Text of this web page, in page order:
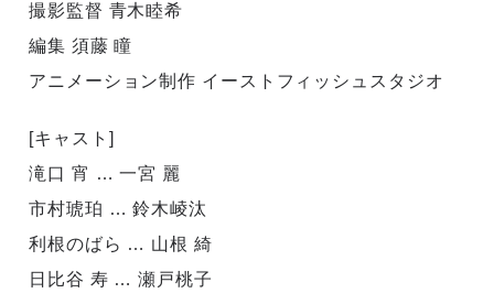
撮影監督 青木睦希
編集 須藤 瞳
アニメーション制作 イーストフィッシュスタジオ
[キャスト]
滝口 宵 … 一宮 麗
市村琥珀 … 鈴木崚汰
利根のばら … 山根 綺
日比谷 寿 … 瀬戸桃子